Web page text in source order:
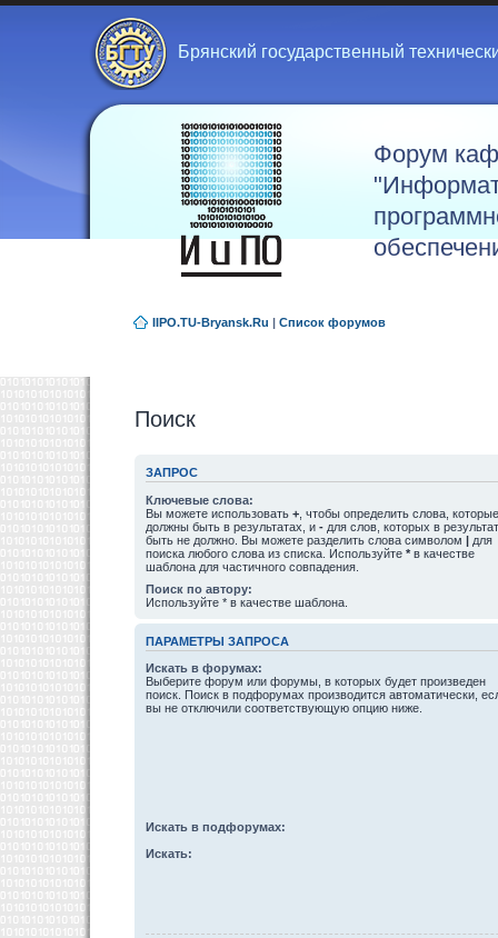
Брянский государственный
Форум
IIPO.TU-Bryansk.Ru | Список форумов
Поиск
ЗАПРОС
Ключевые слова:
Вы можете использовать + , чтобы определить слова, которые
должны быть в результатах, и - для слов, которых в
быть не должно. Вы можете разделить слова символом | для
поиска любого слова из списка. Используйте * в качестве
шаблона для частичного совпадения.
Поиск по автору:
Используйте * в качестве шаблона.
ПАРАМЕТРЫ ЗАПРОСА
Искать в форумах:
Выберите форум или форумы, в которых будет произведен
поиск. Поиск в подфорумах производится автоматически,
вы не отключили соответствующую опцию ниже.
Искать в подфорумах:
Искать: